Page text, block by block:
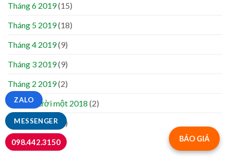
Tháng 6 2019(15)
Tháng 5 2019(18)
Tháng 4 2019(9)
Tháng 3 2019(9)
Tháng 2 2019(2)
Tháng mười một 2018 (2)
Tháng 7 2018(2)
BÁO GIÁ
MESSENGER
ZALO
098.442.3150